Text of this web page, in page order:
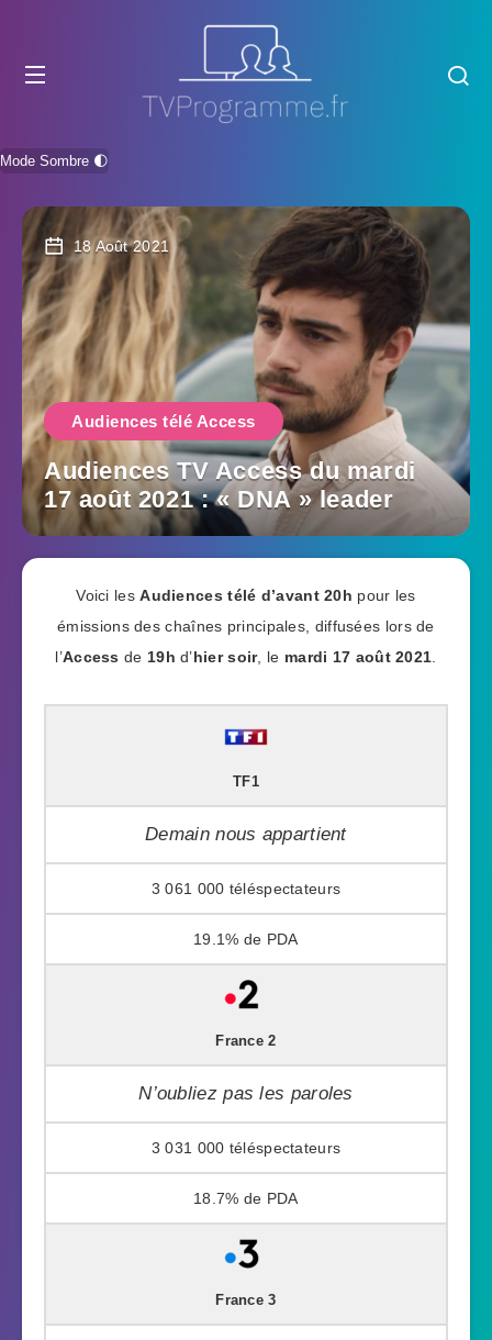
Mode Sombre 🌓
18 Août 2021
Audiences télé Access
Audiences TV Access du mardi
17 août 2021 : « DNA » leader
Voici lesAudiences télé d’avant 20h pour les
émissions des chaînes principales, diffusées lors de
l’Access de 19h d’hier soir, le mardi 17 août 2021
TF1
Demain nous appartient
3 061 000
19.1%
France 2
N’oubliez pas les paroles
3 031 000
18.7%
France 3